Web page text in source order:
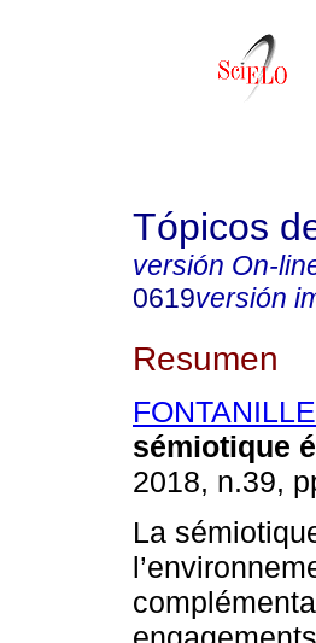
Tópicos
versión On-
0619versión
Resumen
sémiotique
2018, n.39,
La